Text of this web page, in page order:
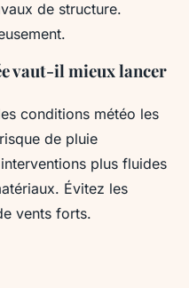
de structure.
vaut-il mieux lancer
conditions météo les
de pluie
plus fluides
Évitez les
vents forts.